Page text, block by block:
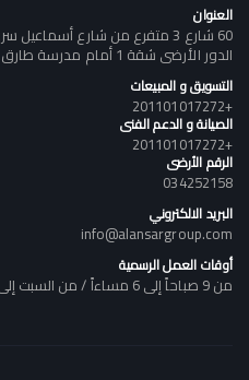
العنوان
60 شارع 3 متفرع من شارع
الدور الأرضى شقة 1 أمام مدرسة طارق ابن زياد , سموحة , الأسكندرية
التسويق و المبيعات
+201101017272
الصيانة و الدعم الفنى
+201101017272
الرقم الأرضى
034252158
البريد الالكتروني
info@alansargroup.com
أوقات العمل الرسمية
من 9 صباحاً إلى 6 مساءاً / من السبت إلى الخميس